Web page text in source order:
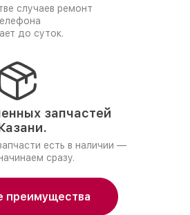
случаев ремонт
до суток.
запчастей
есть в наличии —
сразу.
преимущества